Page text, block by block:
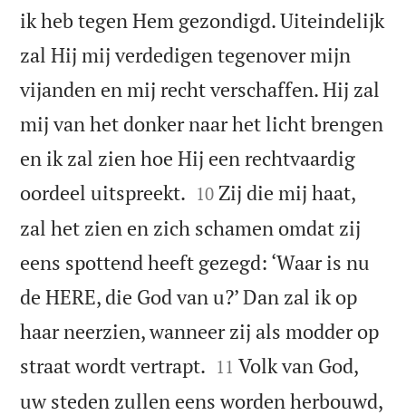
ik heb tegen Hem gezondigd. Uiteindelijk
zal Hij mij verdedigen tegenover mijn
vijanden en mij recht verschaffen. Hij zal
mij van het donker naar het licht brengen
en ik zal zien hoe Hij een rechtvaardig
oordeel uitspreekt. 

10 Zij die mij haat,
zal het zien en zich schamen omdat zij
eens spottend heeft gezegd: ‘Waar is nu
de HERE, die God van u?’ Dan zal ik op
haar neerzien, wanneer zij als modder op
straat wordt vertrapt. 

11 Volk van God,
uw steden zullen eens worden herbouwd,